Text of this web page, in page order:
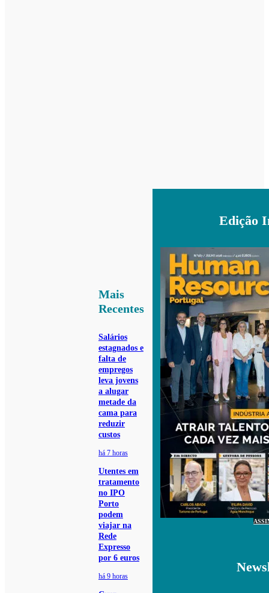
Mais
Recentes
Salários
estagnados e
falta de
empregos
leva jovens
a alugar
metade da
cama para
reduzir
custos
há 7 horas
Utentes em
tratamento
no IPO
Porto
podem
viajar na
Rede
Expresso
por 6 euros
há 9 horas
Edição